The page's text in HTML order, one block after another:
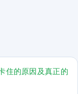
住的原因及真正的